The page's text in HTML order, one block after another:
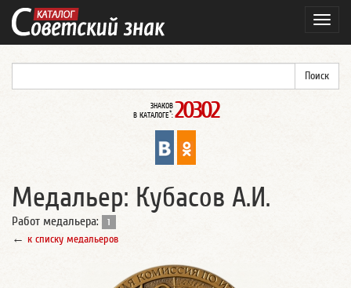
ЗНАКОВ
В КАТАЛОГЕ*: 20302
Медальер: Кубасов А.И.
Работ медальера: 1
← к списку медальеров